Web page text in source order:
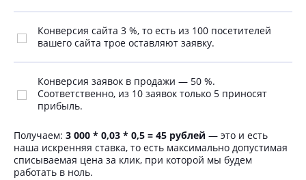
Конверсия сайта 3 %, то есть из 100 посетителей
вашего сайта трое оставляют заявку.
Конверсия заявок в продажи — 50 %.
Соответственно, из 10 заявок только 5 приносят
прибыль.
Получаем: 3 000 * 0,03 * 0,5 = 45 рублей — это и есть
наша искренняя ставка, то есть максимально допустимая
списываемая цена за клик, при которой мы будем
работать в ноль.